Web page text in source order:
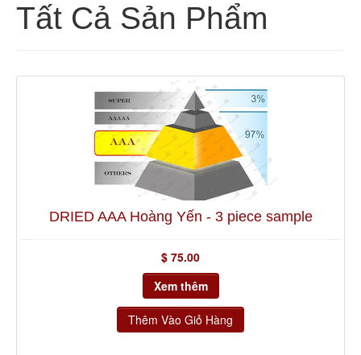
Sản Phẩm
Về Chúng Tôi
Yến Reward
Tất Cả Sản Phẩm
DRIED AAA Hoàng Yến - 3 piece sample
$ 75.00
Xem thêm